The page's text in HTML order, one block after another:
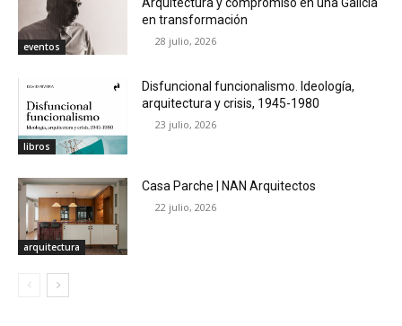
eventos
en transformación
28 julio, 2026
libros
Disfuncional funcionalismo. Ideología,
arquitectura y crisis, 1945-1980
23 julio, 2026
arquitectura
Casa Parche | NAN Arquitectos
22 julio, 2026